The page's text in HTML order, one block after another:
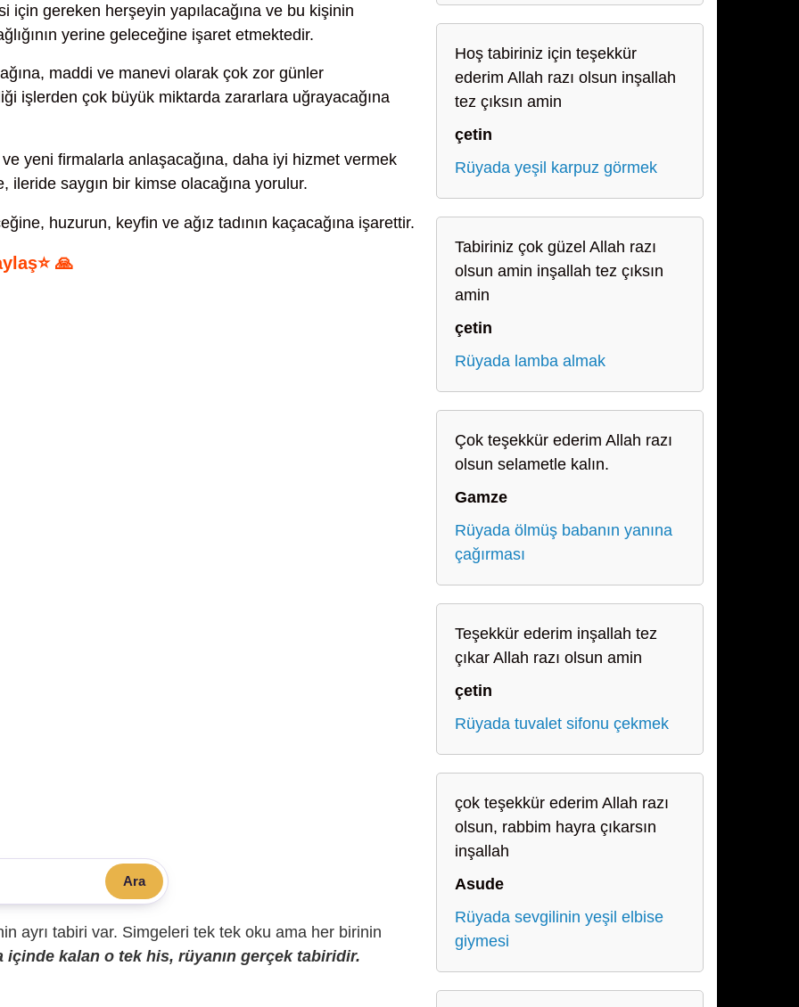
gereken herşeyin yapılacağına ve bu kişinin
yerine geleceğine işaret etmektedir.
maddi ve manevi olarak çok zor günler
işlerden çok büyük miktarda zararlara uğrayacağına
yeni firmalarla anlaşacağına, daha iyi hizmet vermek
ileride saygın bir kimse olacağına yorulur.
huzurun, keyfin ve ağız tadının kaçacağına işarettir.
🙏
Ara
ayrı tabiri var. Simgeleri tek tek oku ama her birinin
içinde kalan o tek his, rüyanın gerçek tabiridir.
Hoş tabiriniz için teşekkür
ederim Allah razı olsun inşallah
tez çıksın amin
çetin
Rüyada yeşil karpuz görmek
Tabiriniz çok güzel Allah razı
olsun amin inşallah tez çıksın
amin
çetin
Rüyada lamba almak
Çok teşekkür ederim Allah razı
olsun selametle kalın.
Gamze
Rüyada ölmüş babanın yanına
çağırması
Teşekkür ederim inşallah tez
çıkar Allah razı olsun amin
çetin
Rüyada tuvalet sifonu çekmek
çok teşekkür ederim Allah razı
olsun, rabbim hayra çıkarsın
inşallah
Asude
Rüyada sevgilinin yeşil elbise
giymesi